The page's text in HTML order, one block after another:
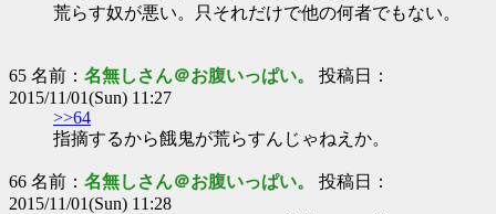
荒らす奴が悪い。只それだけで他の何者でもない。
65 名前： 名無しさん＠お腹いっぱい。 投稿日：
2015/11/01(Sun) 11:27
>>64
指摘するから餓鬼が荒らすんじゃねえか。
66 名前： 名無しさん＠お腹いっぱい。 投稿日：
2015/11/01(Sun) 11:28